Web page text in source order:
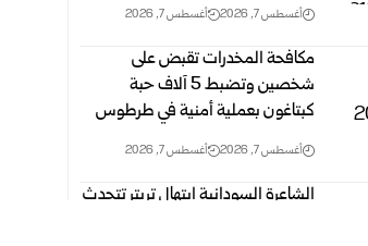
أغسطس 7, 2026 أغسطس 7, 2026
مكافحة المخدرات تقبض على
شخصين وتضبط 5 آلاف حبة
كبتاغون بعملية أمنية في طرطوس
أغسطس 7, 2026 أغسطس 7, 2026
الشاعرة السودانية ابتهال تريتر تتحدث